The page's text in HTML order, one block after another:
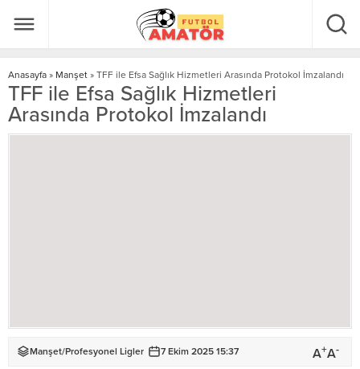
Anasayfa » Manşet » TFF ile Efsa Sağlık Hizmetleri Arasında Protokol İmzalandı
TFF ile Efsa Sağlık Hizmetleri
Arasında Protokol İmzalandı
Manşet/Profesyonel Ligler 7 Ekim 2025 15:37 A+A-